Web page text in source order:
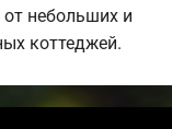
небольших и
коттеджей.